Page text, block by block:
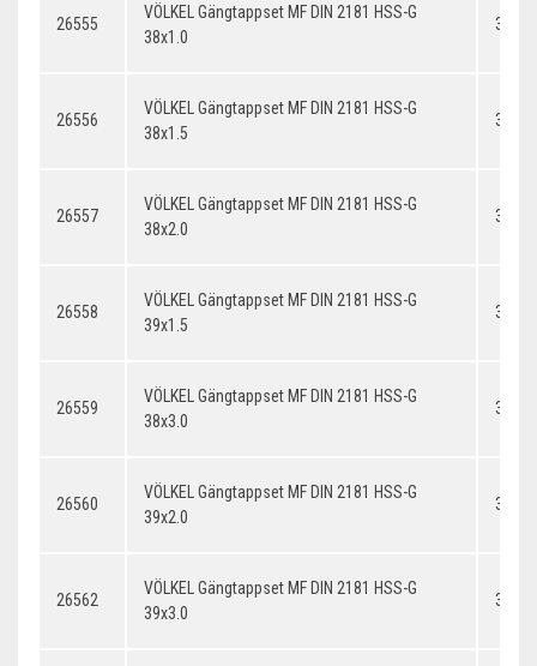
26555
VÖLKEL Gängtappset MF DIN 2181 HSS-G
38x1.0
26556
VÖLKEL Gängtappset MF DIN 2181 HSS-G
38x1.5
26557
VÖLKEL Gängtappset MF DIN 2181 HSS-G
38x2.0
26558
VÖLKEL Gängtappset MF DIN 2181 HSS-G
39x1.5
26559
VÖLKEL Gängtappset MF DIN 2181 HSS-G
38x3.0
26560
VÖLKEL Gängtappset MF DIN 2181 HSS-G
39x2.0
26562
VÖLKEL Gängtappset MF DIN 2181 HSS-G
39x3.0